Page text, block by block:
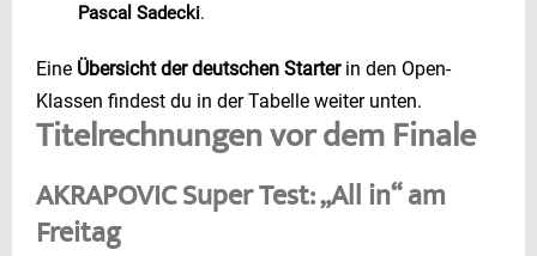
Pascal Sadecki.
Eine Übersicht der deutschen Starterin den Open-
Klassen findest du in der Tabelle weiter unten.
Titelrechnungen vor dem Finale
AKRAPOVIC Super Test: „All in“ am
Freitag